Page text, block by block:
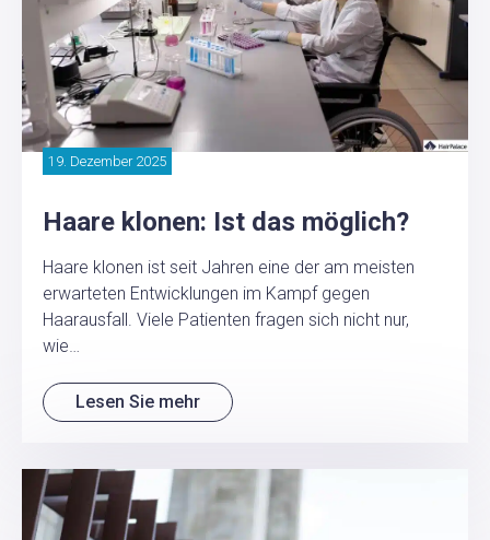
19. Dezember 2025
Haare klonen: Ist das möglich?
Haare klonen ist seit Jahren eine der am meisten
erwarteten Entwicklungen im Kampf gegen
Haarausfall. Viele Patienten fragen sich nicht nur,
wie…
Lesen Sie mehr